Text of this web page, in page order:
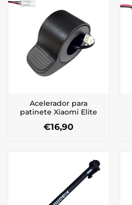
Acelerador para
patinete Xiaomi Elite
€16,90